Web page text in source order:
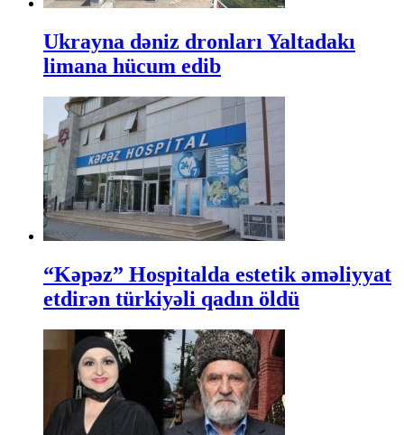
Ukrayna dəniz dronları Yaltadakı
limana hücum edib
“Kəpəz” Hospitalda estetik əməliyyat
etdirən türkiyəli qadın öldü